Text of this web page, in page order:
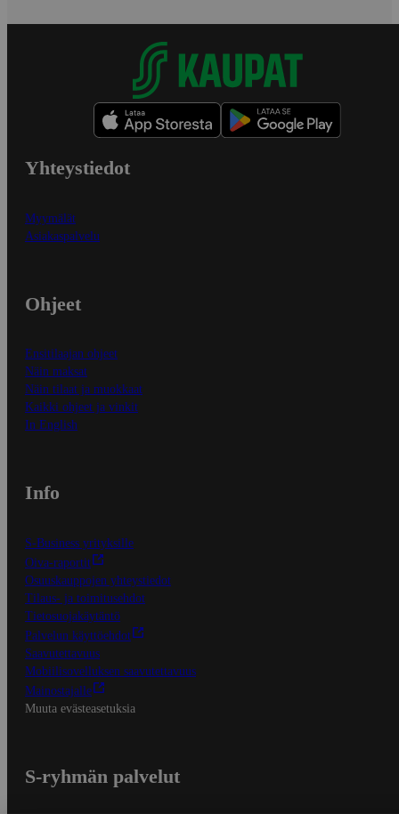
Yhteystiedot
Myymälät
Asiakaspalvelu
Ohjeet
Ensitilaajan ohjeet
Näin maksat
Näin tilaat ja muokkaat
Kaikki ohjeet ja vinkit
In English
Info
S-Business yrityksille
Oiva-raportit
Osuuskauppojen yhteystiedot
Tilaus- ja toimitusehdot
Tietosuojakäytäntö
Palvelun käyttöehdot
Saavutettavuus
Mobiilisovelluksen saavutettavuus
Mainostajalle
Muuta evästeasetuksia
S-ryhmän palvelut